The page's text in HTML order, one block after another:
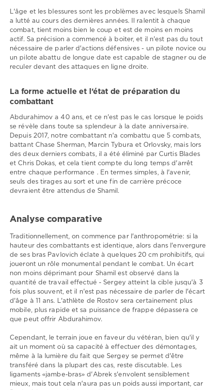
L'âge et les blessures sont les problèmes avec lesquels Shamil
a lutté au cours des dernières années. Il ralentit à chaque
combat, tient moins bien le coup et est de moins en moins
actif. Sa précision a commencé à boiter, et il n'est pas du tout
nécessaire de parler d'actions défensives - un pilote novice ou
un pilote abattu de longue date est capable de stagner ou de
reculer devant des attaques en ligne droite.
La forme actuelle et l'état de préparation du
combattant
Abdurahimov a 40 ans, et ce n'est pas le cas lorsque le poids
se révèle dans toute sa splendeur à la date anniversaire.
Depuis 2017, notre combattant n'a combattu que 5 combats,
battant Chase Sherman, Marcin Tybura et Orlovsky, mais lors
des deux derniers combats, il a été éliminé par Curtis Blades
et Chris Dokas, et cela tient compte du long temps d'arrêt
entre chaque performance . En termes simples, à l'avenir,
seuls des tirages au sort et une fin de carrière précoce
devraient être attendus de Shamil.
Analyse comparative
Traditionnellement, on commence par l'anthropométrie: si la
hauteur des combattants est identique, alors dans l'envergure
de ses bras Pavlovich éclate à quelques 20 cm prohibitifs, qui
joueront un rôle monumental pendant le combat. Un écart
non moins déprimant pour Shamil est observé dans la
quantité de travail effectué - Sergey atteint la cible jusqu'à 3
fois plus souvent, et il n'est pas nécessaire de parler de l'écart
d'âge à 11 ans. L'athlète de Rostov sera certainement plus
mobile, plus rapide et sa puissance de frappe dépassera ce
que peut offrir Abdurahimov.
Cependant, le terrain joue en faveur du vétéran, bien qu'il y
ait un moment où sa capacité à effectuer des démontages,
même à la lumière du fait que Sergey se permet d'être
transféré dans la plupart des cas, reste discutable. Les
ligaments «jambe-bras» d'Abrek s'envolent sensiblement
mieux, mais tout cela n'aura pas un poids aussi important, car